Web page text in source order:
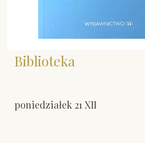
Biblioteka
poniedziałek 21 XII